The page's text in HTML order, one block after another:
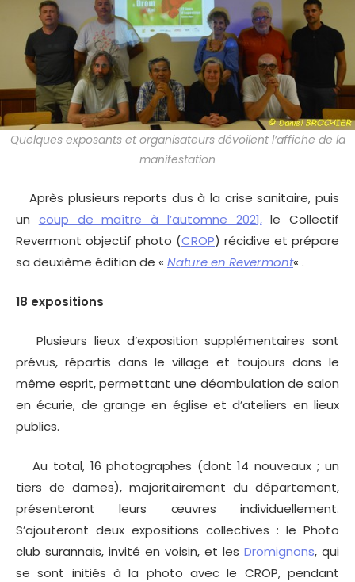
Quelques exposants et organisateurs dévoilent l’affiche de la
manifestation
Après plusieurs reports dus à la crise sanitaire, puis
un coup de maître à l’automne 2021,le Collectif
Revermont objectif photo (CROP) récidive et prépare
sa deuxième édition de « Nature en Revermont« .
18 expositions
Plusieurs lieux d’exposition supplémentaires sont
prévus, répartis dans le village et toujours dans le
même esprit, permettant une déambulation de salon
en écurie, de grange en église et d’ateliers en lieux
publics.
Au total, 16 photographes (dont 14 nouveaux ; un
tiers de dames), majoritairement du département,
présenteront leurs œuvres individuellement.
S’ajouteront deux expositions collectives : le Photo
club surannais, invité en voisin, et les Dromignons, qui
se sont initiés à la photo avec le CROP, pendant